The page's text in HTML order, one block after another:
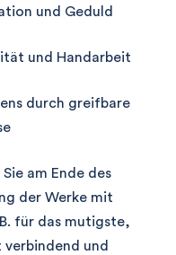
und Geduld
und Handarbeit
durch greifbare
am Ende des
der Werke mit
für das mutigste,
und